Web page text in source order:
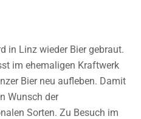
in Linz wieder Bier gebraut.
im ehemaligen Kraftwerk
Bier neu aufleben. Damit
Wunsch der
Sorten. Zu Besuch im